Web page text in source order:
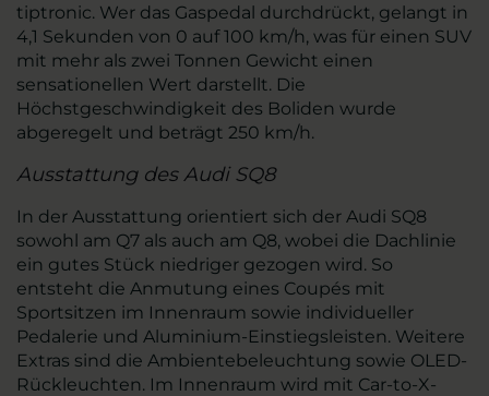
tiptronic. Wer das Gaspedal durchdrückt, gelangt in
4,1 Sekunden von 0 auf 100 km/h, was für einen SUV
mit mehr als zwei Tonnen Gewicht einen
sensationellen Wert darstellt. Die
Höchstgeschwindigkeit des Boliden wurde
abgeregelt und beträgt 250 km/h.
Ausstattung des Audi SQ8
In der Ausstattung orientiert sich der Audi SQ8
sowohl am Q7 als auch am Q8, wobei die Dachlinie
ein gutes Stück niedriger gezogen wird. So
entsteht die Anmutung eines Coupés mit
Sportsitzen im Innenraum sowie individueller
Pedalerie und Aluminium-Einstiegsleisten. Weitere
Extras sind die Ambientebeleuchtung sowie OLED-
Rückleuchten. Im Innenraum wird mit Car-to-X-